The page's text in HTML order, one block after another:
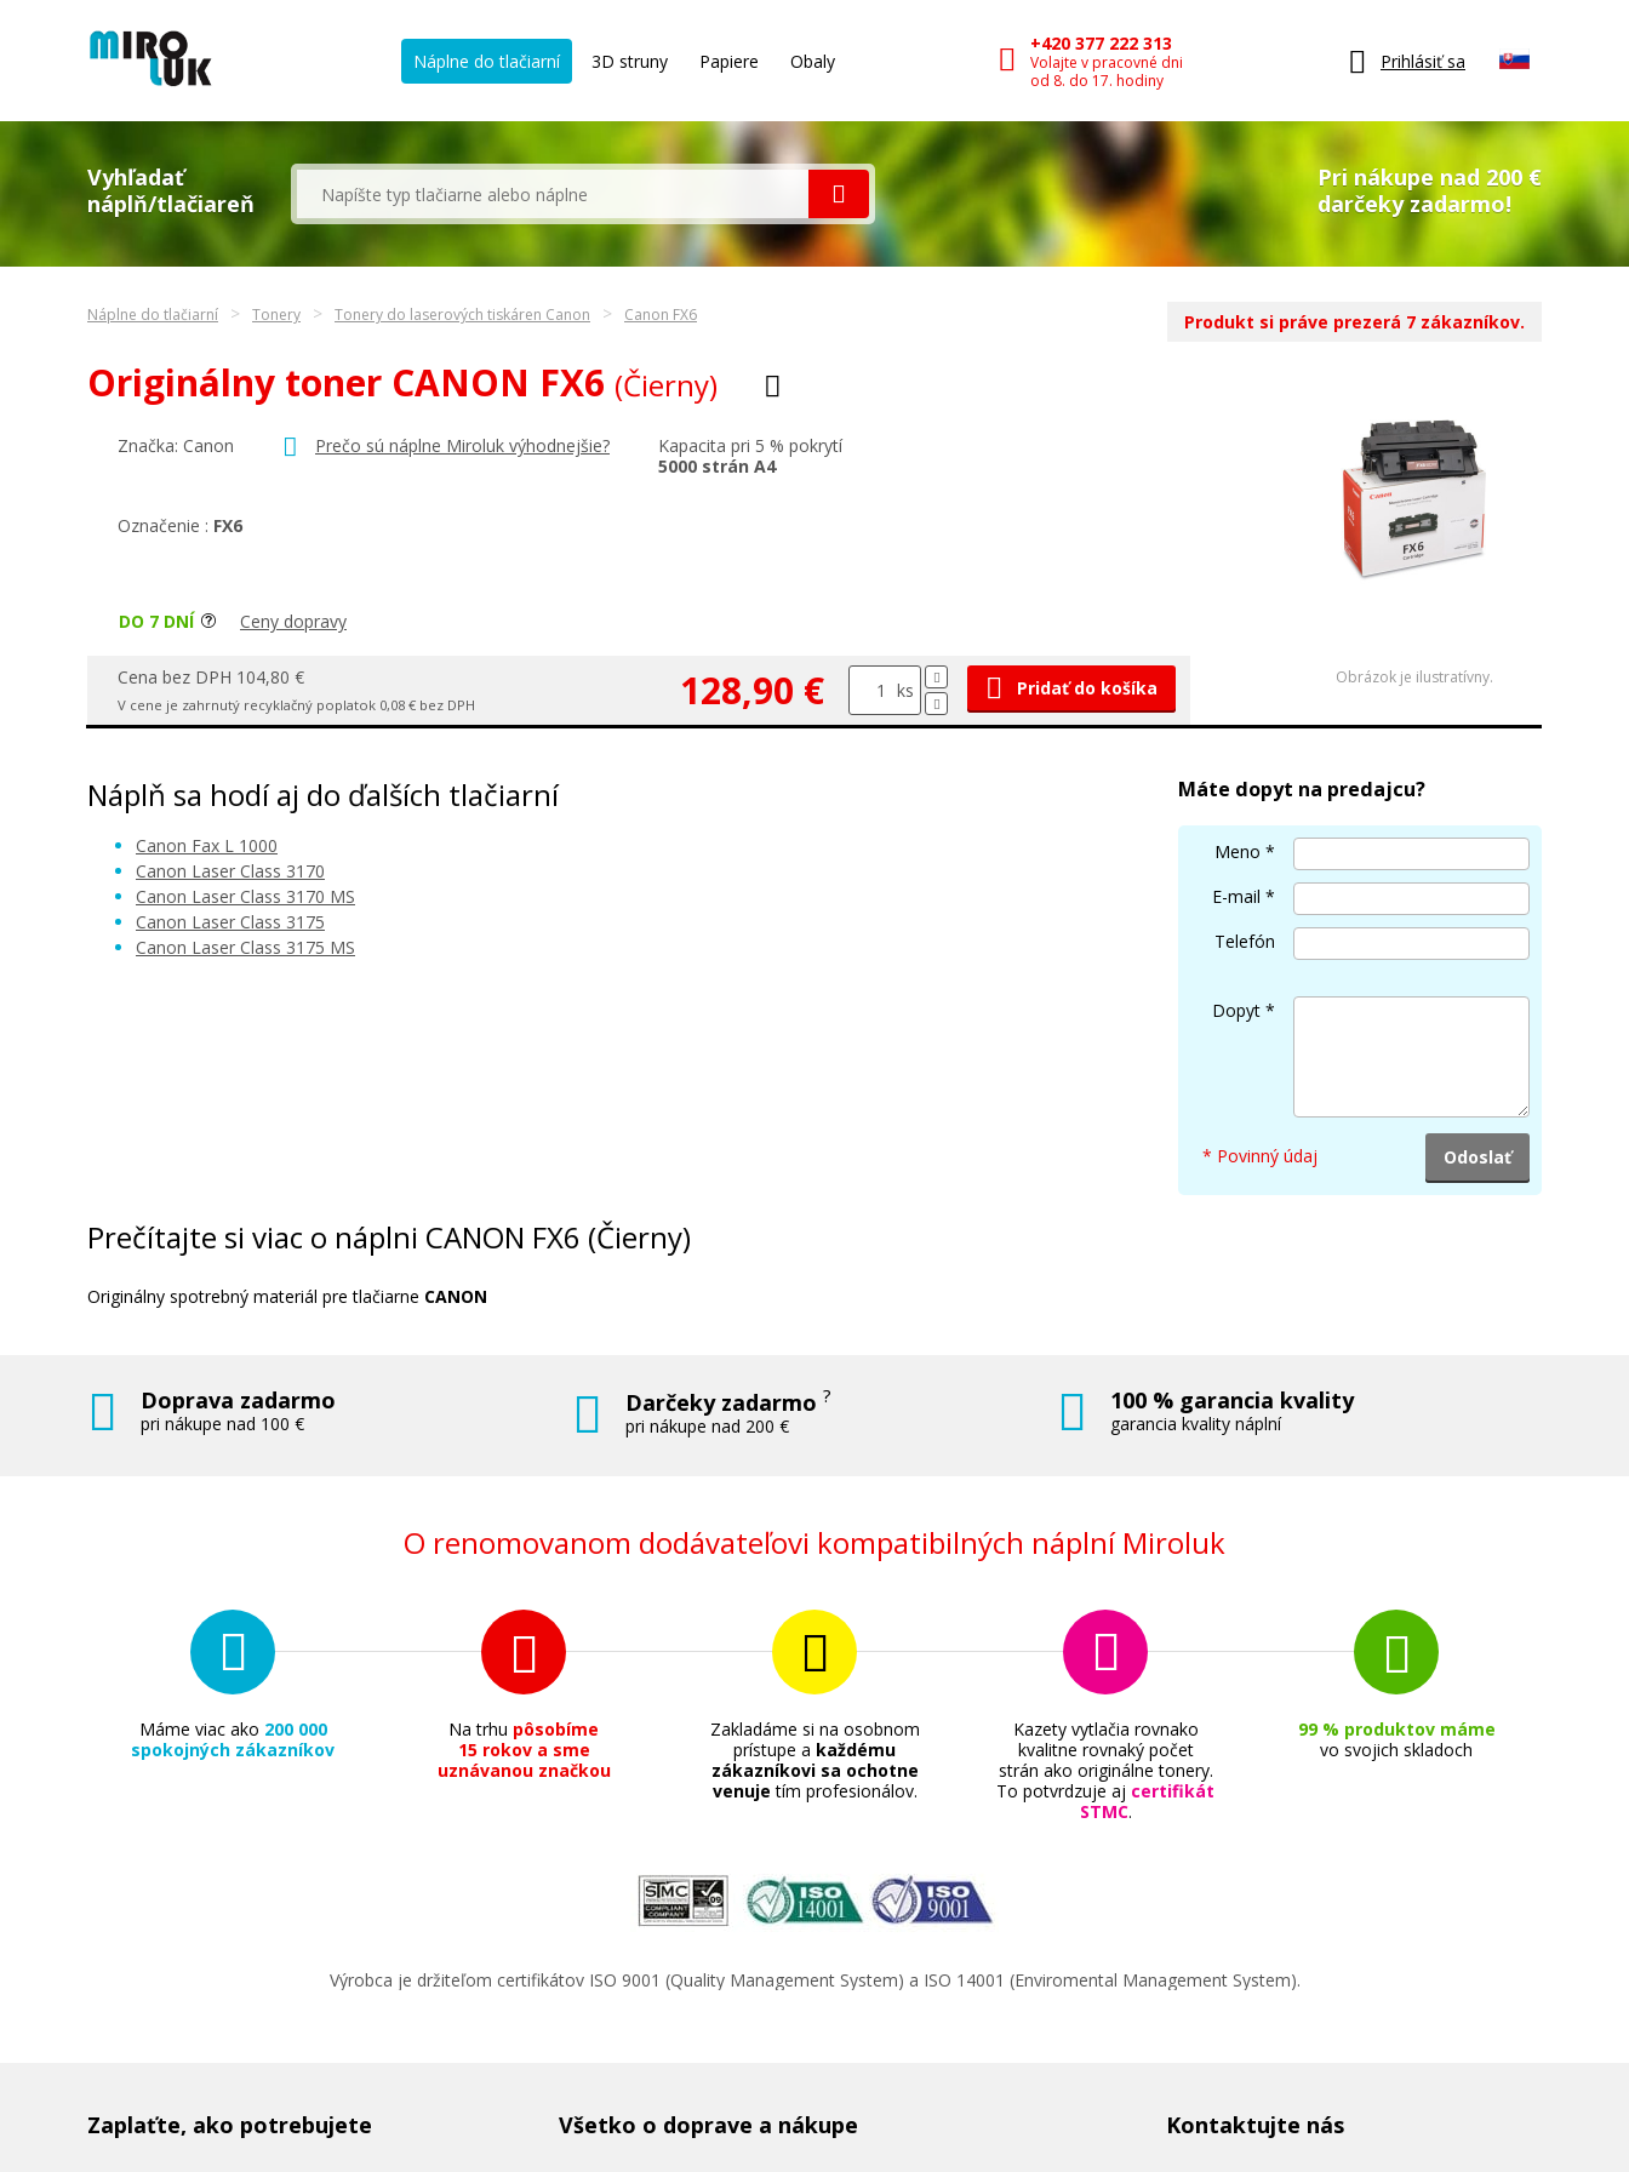
Náplne do tlačiarní 3D struny Papiere Obaly
+420 377 222 313
Volajte v pracovné dni
od 8. do 17. hodiny
Prihlásiť sa
Vyhľadať
náplň/tlačiareň
Pri nákupe nad 200 €
darčeky zadarmo!
Náplne do tlačiarní Tonery Tonery do laserových tiskáren Canon Canon FX6
Originálny toner CANON FX6 (Čierny)
Značka: Canon Prečo sú náplne Miroluk výhodnejšie?
Kapacita pri 5 % pokrytí
5000 strán A4
Označenie : FX6
DO 7 DNÍ Ceny dopravy
Cena bez DPH 104,80 €
V cene je zahrnutý recyklačný poplatok 0,08 € bez DPH 128,90 € ks Pridať do košíka Obrázok je ilustratívny.
Produkt si práve prezerá 7 zákazníkov.
Náplň sa hodí aj do ďalších tlačiarní
Canon Fax L 1000
Canon Laser Class 3170
Canon Laser Class 3170 MS
Canon Laser Class 3175
Canon Laser Class 3175 MS
Máte dopyt na predajcu?
Meno *
E-mail *
Telefón
Dopyt *
* Povinný údaj
Prečítajte si viac o náplni CANON FX6 (Čierny)
Originálny spotrebný materiál pre tlačiarne CANON
Doprava zadarmo
pri nákupe nad 100 €
Darčeky zadarmo?
pri nákupe nad 200 €
100 % garancia kvality
garancia kvality náplní
O renomovanom dodávateľovi kompatibilných náplní Miroluk
Máme viac ako 200 000
spokojných zákazníkov
Na trhu pôsobíme
15 rokov a sme
uznávanou značkou
Zakladáme si na osobnom
prístupe a každému
zákazníkovi sa ochotne
venuje tím profesionálov.
Kazety vytlačia rovnako
kvalitne rovnaký počet
strán ako originálne tonery.
To potvrdzuje aj certifikát
STMC.
99 % produktov máme
vo svojich skladoch
Výrobca je držiteľom certifikátov ISO 9001 (Quality Management System) a ISO 14001 (Enviromental Management System).
Zaplaťte, ako potrebujete Všetko o doprave a nákupe Kontaktujte nás